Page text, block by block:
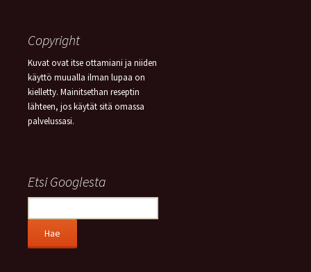
Copyright
Kuvat ovat itse ottamiani ja niiden
käyttö muualla ilman lupaa on
kielletty. Mainitsethan reseptin
lähteen, jos käytät sitä omassa
palvelussasi.
Etsi Googlesta